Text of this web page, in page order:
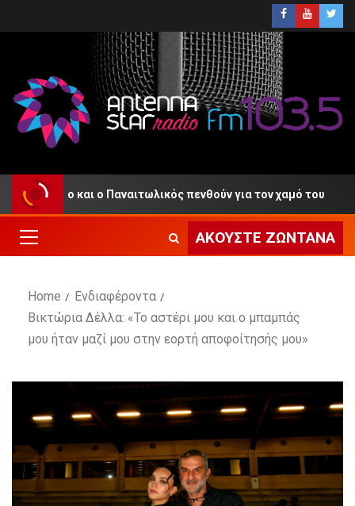
και ο Παναιτωλικός πενθούν για τον χαμό του
ΑΚΟΎΣΤΕ ΖΩΝΤΑΝΆ
Home
Ενδιαφέροντα
Βικτώρια Δέλλα: «Το αστέρι μου και ο μπαμπάς
μου ήταν μαζί μου στην εορτή αποφοίτησής μου»